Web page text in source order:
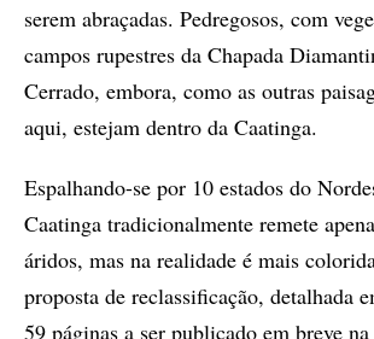
serem abraçadas. Pedregosos, com
campos rupestres da Chapada
Cerrado, embora, como as outras
aqui, estejam dentro da Caatinga.
Espalhando-se por 10 estados do
Caatinga tradicionalmente remete
áridos, mas na realidade é mais
proposta de reclassificação, detalhada
59 páginas a ser publicado em breve